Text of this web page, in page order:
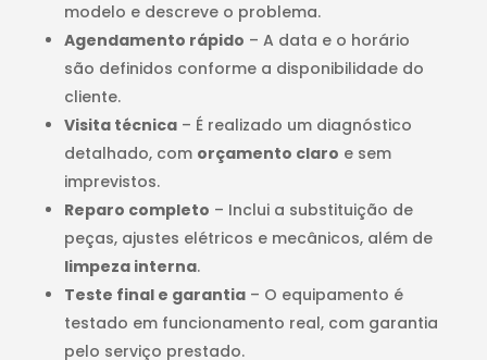
modelo e descreve o problema.
Agendamento rápido – A data e o horário
são definidos conforme a disponibilidade do
cliente.
Visita técnica– É realizado um diagnóstico
detalhado, com orçamento claro e sem
imprevistos.
Reparo completo – Inclui a substituição de
peças, ajustes elétricos e mecânicos, além de
limpeza interna.
Teste final e garantia– O equipamento é
testado em funcionamento real, com garantia
pelo serviço prestado.